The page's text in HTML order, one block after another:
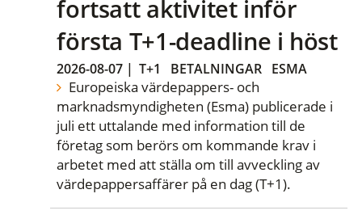
fortsatt aktivitet inför
första T+1-deadline i höst
2026-08-07 | T+1 BETALNINGAR ESMA
Europeiska värdepappers- och
marknadsmyndigheten (Esma) publicerade i
juli ett uttalande med information till de
företag som berörs om kommande krav i
arbetet med att ställa om till avveckling av
värdepappersaffärer på en dag (T+1).